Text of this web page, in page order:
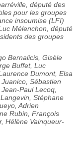
député des
pour les groupes
insoumise (LFI)
Mélenchon, député
des groupes
Bernalicis, Gisèle
Buffet, Luc
Dumont, Elsa
Sébastien
Paul Lecoq,
Stéphane
Adrien
Rubin, François
Hélène Vainqueur-